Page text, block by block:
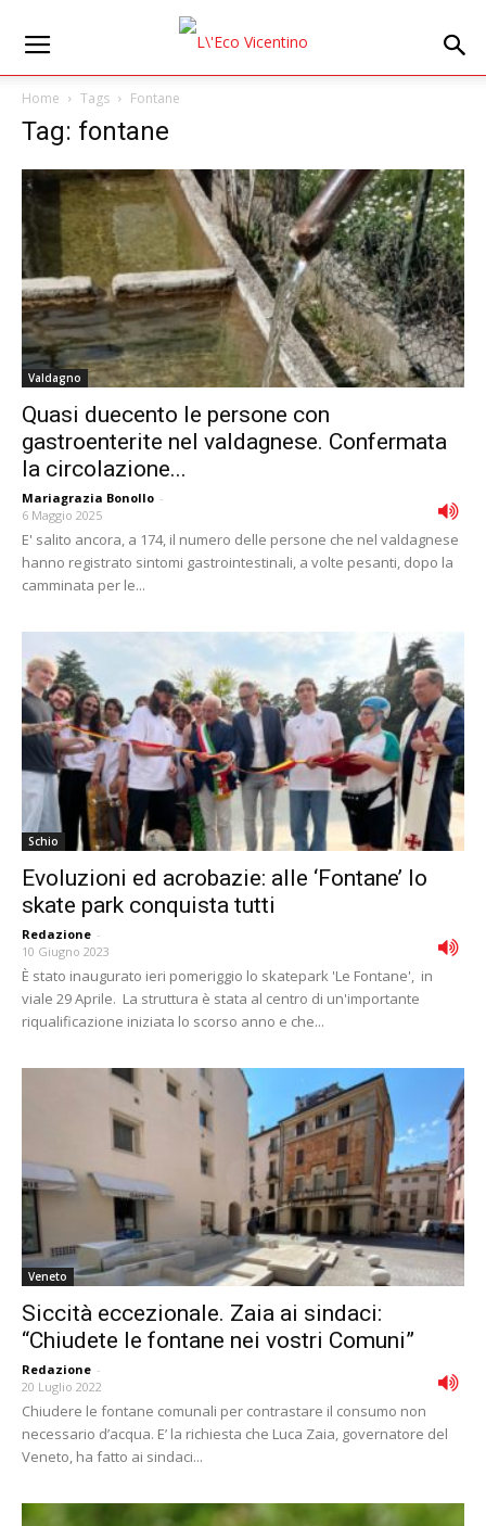
Home Tags Fontane
Tag: fontane
Valdagno
Quasi duecento le persone con
gastroenterite nel valdagnese. Confermata
la circolazione...
Mariagrazia Bonollo -
6 Maggio 2025
E' salito ancora, a 174, il numero delle persone che nel valdagnese
hanno registrato sintomi gastrointestinali, a volte pesanti, dopo la
camminata per le...
Schio
Evoluzioni ed acrobazie: alle ‘Fontane’ lo
skate park conquista tutti
Redazione -
10 Giugno 2023
È stato inaugurato ieri pomeriggio lo skatepark 'Le Fontane', in
viale 29 Aprile. La struttura è stata al centro di un'importante
riqualificazione iniziata lo scorso anno e che...
Veneto
Siccità eccezionale. Zaia ai sindaci:
“Chiudete le fontane nei vostri Comuni”
Redazione -
20 Luglio 2022
Chiudere le fontane comunali per contrastare il consumo non
necessario d’acqua. E’ la richiesta che Luca Zaia, governatore del
Veneto, ha fatto ai sindaci...